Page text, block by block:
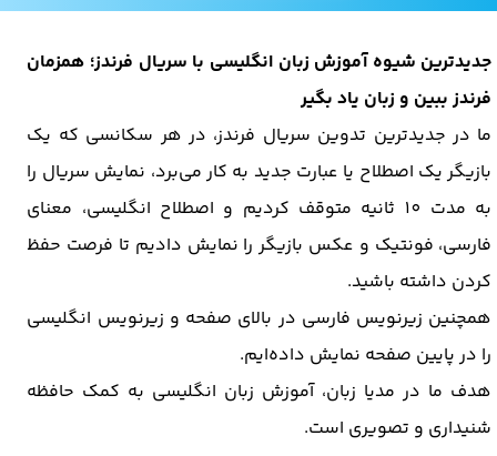
جدیدترین شیوه آموزش زبان انگلیسی با سریال فرندز؛ همزمان
فرندز ببین و زبان یاد بگیر
ما در جدیدترین تدوین سریال فرندز، در هر سکانسی که یک
بازیگر یک اصطلاح یا عبارت جدید به کار می‌برد، نمایش سریال را
به مدت 10 ثانیه متوقف کردیم و اصطلاح انگلیسی، معنای
فارسی، فونتیک و عکس بازیگر را نمایش دادیم تا فرصت حفظ
کردن داشته باشید.
همچنین زیرنویس فارسی در بالای صفحه و زیرنویس انگلیسی
را در پایین صفحه نمایش داده‌ایم.
هدف ما در مدیا زبان، آموزش زبان انگلیسی به کمک حافظه
شنیداری و تصویری است.